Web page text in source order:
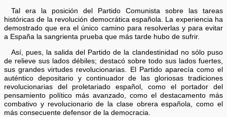
Tal era la posición del Partido Comunista sobre las tareas
históricas de la revolución democrática española. La experiencia ha
demostrado que era el único camino para resolverlas y para evitar
a España la sangrienta prueba que más tarde hubo de sufrir.
Así, pues, la salida del Partido de la clandestinidad no sólo puso
de relieve sus lados débiles; destacó sobre todo sus lados fuertes,
sus grandes virtudes revolucionarias. El Partido aparecía como el
auténtico depositario y continuador de las gloriosas tradiciones
revolucionarias del proletariado español, como el portador del
pensamiento político más avanzado, como el destacamento más
combativo y revolucionario de la clase obrera española, como el
más consecuente defensor de la democracia.